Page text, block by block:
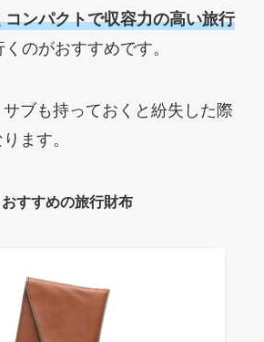
コンパクトで収容力の高い旅行
のがおすすめです。
ブも持っておくと紛失した際
ます。
すすめの旅行財布